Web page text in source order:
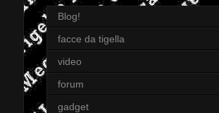
Blog!
facce da tigella
video
forum
gadget